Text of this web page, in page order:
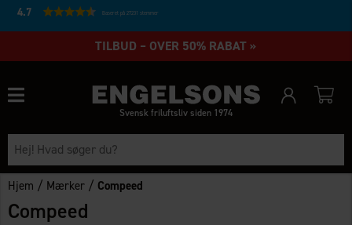
4.7 Baseret på 27231 stemmer
TILBUD – OVER 50% RABAT »
Svensk friluftsliv siden 1974
Hjem / Mærker / Compeed
Compeed